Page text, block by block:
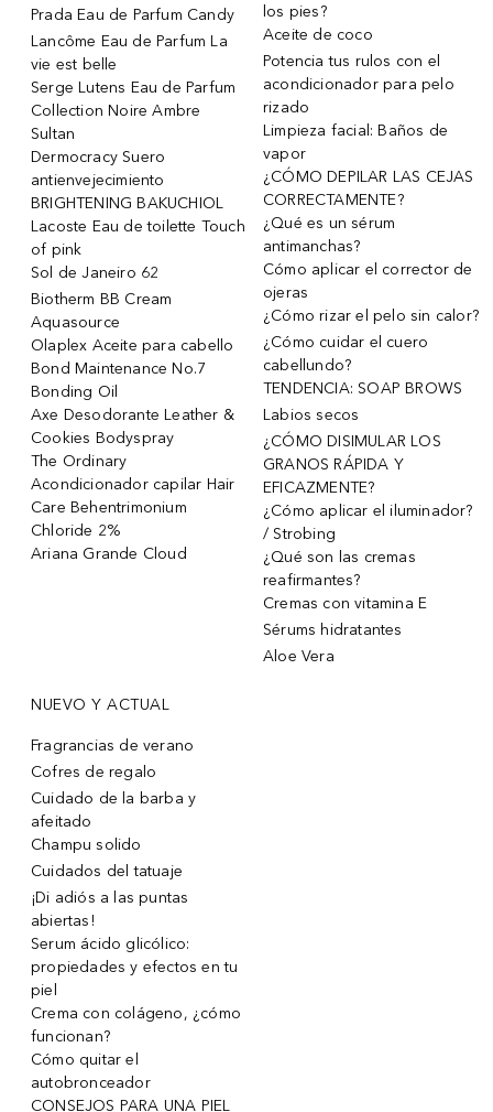
Prada Eau de Parfum Candy
Lancôme Eau de Parfum La
vie est belle
Serge Lutens Eau de Parfum
Collection Noire Ambre
Sultan
Dermocracy Suero
antienvejecimiento
BRIGHTENING BAKUCHIOL
Lacoste Eau de toilette Touch
of pink
Sol de Janeiro 62
Biotherm BB Cream
Aquasource
Olaplex Aceite para cabello
Bond Maintenance No.7
Bonding Oil
Axe Desodorante Leather &
Cookies Bodyspray
The Ordinary
Acondicionador capilar Hair
Care Behentrimonium
Chloride 2%
Ariana Grande Cloud
los pies?
Aceite de coco
Potencia tus rulos con el
acondicionador para pelo
rizado
Limpieza facial: Baños de
vapor
¿CÓMO DEPILAR LAS CEJAS
CORRECTAMENTE?
¿Qué es un sérum
antimanchas?
Cómo aplicar el corrector de
ojeras
¿Cómo rizar el pelo sin calor?
¿Cómo cuidar el cuero
cabellundo?
TENDENCIA: SOAP BROWS
Labios secos
¿CÓMO DISIMULAR LOS
GRANOS RÁPIDA Y
EFICAZMENTE?
¿Cómo aplicar el iluminador?
/ Strobing
¿Qué son las cremas
reafirmantes?
Cremas con vitamina E
Sérums hidratantes
Aloe Vera
NUEVO Y ACTUAL
Fragrancias de verano
Cofres de regalo
Cuidado de la barba y
afeitado
Champu solido
Cuidados del tatuaje
¡Di adiós a las puntas
abiertas!
Serum ácido glicólico:
propiedades y efectos en tu
piel
Crema con colágeno, ¿cómo
funcionan?
Cómo quitar el
autobronceador
CONSEJOS PARA UNA PIEL